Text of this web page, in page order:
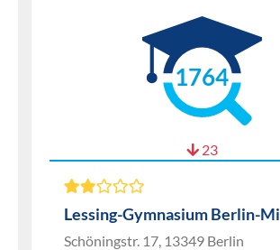
1764
23
Lessing-Gymnasium Berlin-
Schöningstr. 17, 13349 Berlin